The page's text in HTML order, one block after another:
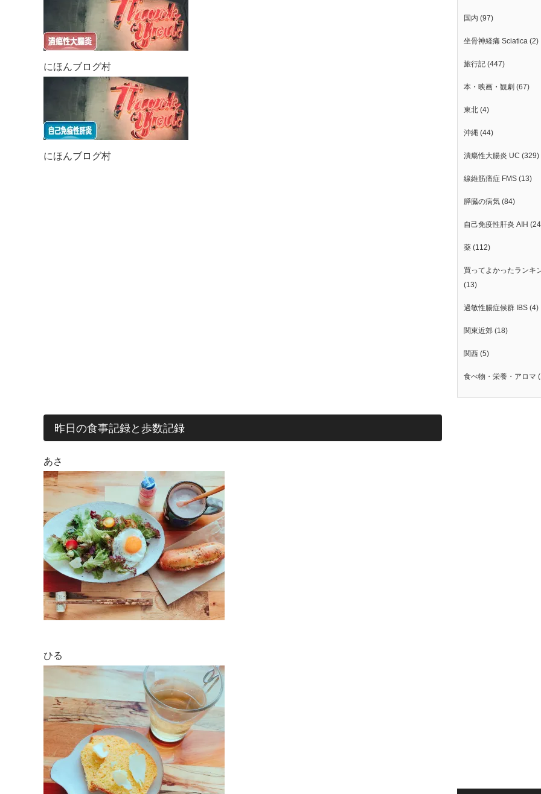
にほんブログ村
にほんブログ村
昨日の食事記録と歩数記録
あさ
ひる
国内 (97)
坐骨神経痛 Sciatica (2)
旅行記 (447)
本・映画・観劇 (67)
東北 (4)
沖縄 (44)
潰瘍性大腸炎 UC (329)
線維筋痛症 FMS (13)
膵臓の病気 (84)
自己免疫性肝炎 AIH
薬 (112)
買ってよかったランキ
(13)
過敏性腸症候群 IBS (4)
関東近郊 (18)
関西 (5)
食べ物・栄養・アロマ